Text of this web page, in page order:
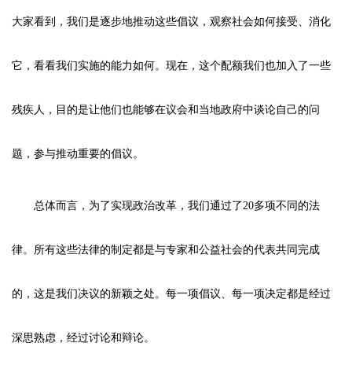
大家看到，我们是逐步地推动这些倡议，观察社会如何接受、消化
它，看看我们实施的能力如何。现在，这个配额我们也加入了一些
残疾人，目的是让他们也能够在议会和当地政府中谈论自己的问
题，参与推动重要的倡议。
总体而言，为了实现政治改革，我们通过了20多项不同的法
律。所有这些法律的制定都是与专家和公益社会的代表共同完成
的，这是我们决议的新颖之处。每一项倡议、每一项决定都是经过
深思熟虑，经过讨论和辩论。